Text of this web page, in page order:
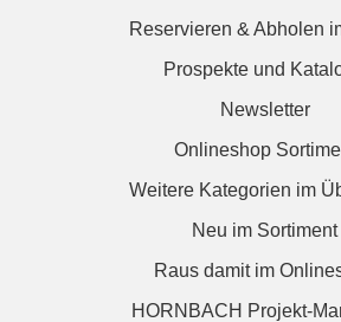
Reservieren & Abholen
Prospekte und
Newsletter
Onlineshop
Weitere Kategorien im
Neu im Sortiment
Raus damit im
HORNBACH Projekt-